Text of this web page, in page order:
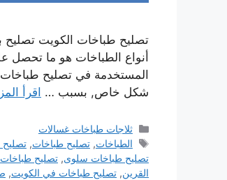
تصليح طباخات الكويت تصليح
أنواع الطباخات هو ما تحصل
المستخدمة في تصليح طباخات
شكل خاص, بسبب … اقرأ
التصنيفات
ثلاجات طباخات غسالات
الوسوم
الطباخات,تصليح طباخات,
تصليح طباخات سلوى, تصليح
القرين, تصليح طباخات في الكويت,